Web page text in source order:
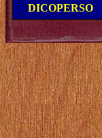
DICOPERSO